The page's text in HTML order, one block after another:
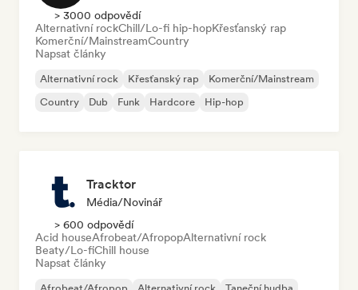
> 3000 odpovědí
Alternativní rockChill/Lo-fi hip-hopKřesťanský rap
Komerční/MainstreamCountry
Napsat články
Alternativní rock Křesťanský rap
Komerční/Mainstream
Country
Dub Funk Hardcore Hip-hop
Tracktor
Média/novinář
> 600 odpovědí
Acid houseAfrobeat/AfropopAlternativní rock
Beaty/Lo-fiChill house
Napsat články